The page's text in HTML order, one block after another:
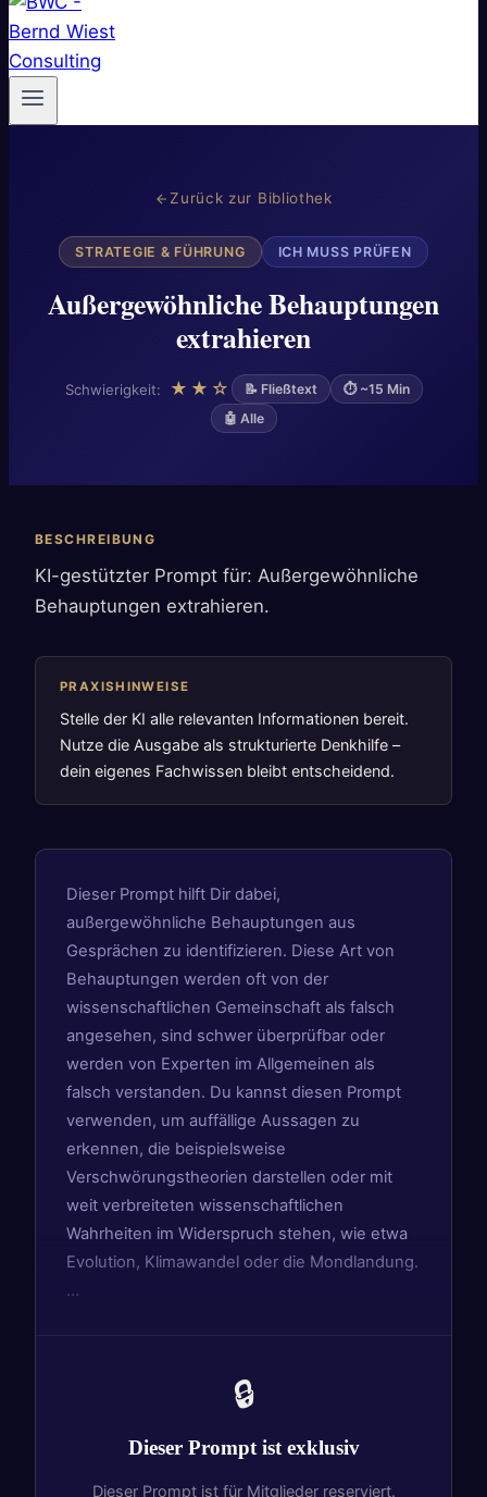
Zurück zur Bibliothek
STRATEGIE & FÜHRUNG ICH MUSS PRÜFEN
Außergewöhnliche Behauptungen
extrahieren
Schwierigkeit: ★★☆ 📝 Fließtext
⏱ ~15 Min
🤖 Alle
BESCHREIBUNG
KI-gestützter Prompt für: Außergewöhnliche
Behauptungen extrahieren.
PRAXISHINWEISE
Stelle der KI alle relevanten Informationen bereit.
Nutze die Ausgabe als strukturierte Denkhilfe –
dein eigenes Fachwissen bleibt entscheidend.
Dieser Prompt hilft Dir dabei,
außergewöhnliche Behauptungen aus
Gesprächen zu identifizieren. Diese Art von
Behauptungen werden oft von der
wissenschaftlichen Gemeinschaft als falsch
angesehen, sind schwer überprüfbar oder
werden von Experten im Allgemeinen als
falsch verstanden. Du kannst diesen Prompt
verwenden, um auffällige Aussagen zu
erkennen, die beispielsweise
Verschwörungstheorien darstellen oder mit
weit verbreiteten wissenschaftlichen
Wahrheiten im Widerspruch stehen, wie etwa
Evolution, Klimawandel oder die Mondlandung.
…
🔒
Dieser Prompt ist exklusiv
Dieser Prompt ist für Mitglieder reserviert.